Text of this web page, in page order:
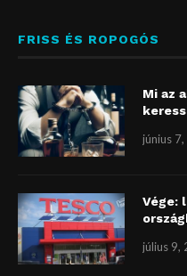
FRISS ÉS ROPOGÓS
Mi az
június
Vége:
július 9,